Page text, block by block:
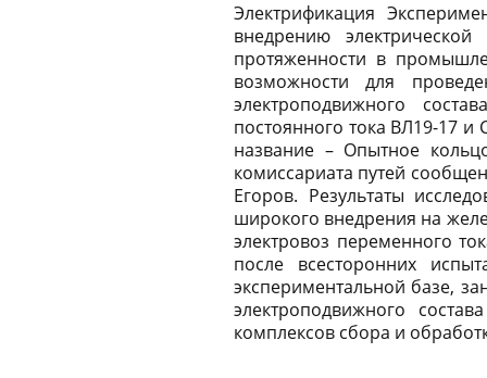
Электрификация
внедрению
протяженности в
возможности для
электроподвижного
постоянного тока ВЛ19-17
название – Опытное
комиссариата путей
Егоров. Результаты
широкого внедрения на
электровоз переменного
после всесторонних
экспериментальной базе,
электроподвижного
комплексов сбора и